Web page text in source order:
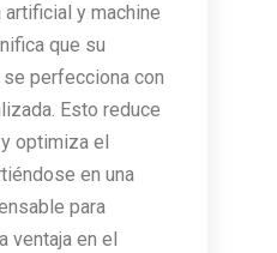
y machine
que su
perfecciona con
Esto reduce
optimiza el
en una
para
ventaja en el